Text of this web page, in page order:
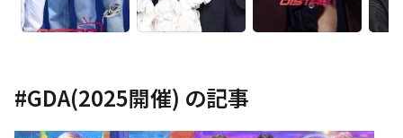
#GDA(2025開催) の記事